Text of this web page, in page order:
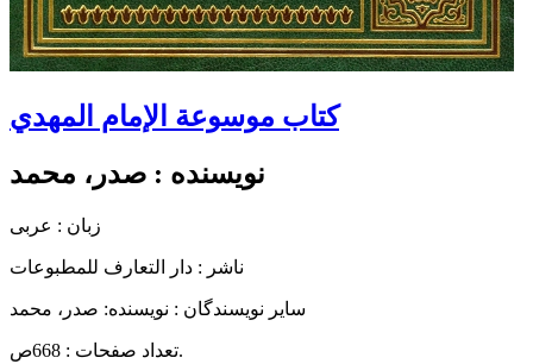
کتاب موسوعة الإمام المهدي
نویسنده : صدر، محمد
زبان : عربی
ناشر : دار التعارف للمطبوعات
سایر نویسندگان : نویسنده: صدر، محمد
تعداد صفحات : 668ص.